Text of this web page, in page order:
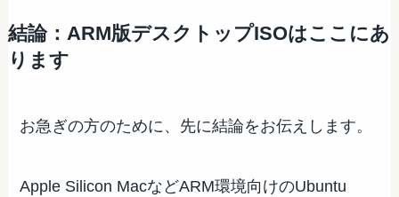
結論：ARM版デスクトップISOはここにあ
ります
お急ぎの方のために、先に結論をお伝えします。
Apple Silicon MacなどARM環境向けのUbuntu